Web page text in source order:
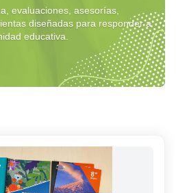
evaluaciones, asesorías,
diseñadas para responder a
educativa.